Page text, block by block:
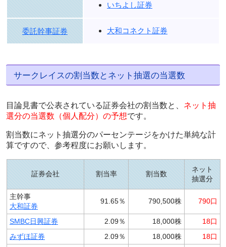
いちよし証券
委託幹事証券 大和コネクト証券
サークレイスの割当数とネット抽選の当選数
目論見書で公表されている証券会社の割当数と、 ネット抽
選分の当選数（個人配分）の予想です。
割当数にネット抽選分のパーセンテージをかけた単純な計
算ですので、参考程度にお願いします。
証券会社 割当率 割当数
ネット
抽選分
主幹事
大和証券
91.65％ 790,500株 790口
SMBC日興証券 2.09％ 18,000株
18口
みずほ証券
2.09％ 18,000株
18口